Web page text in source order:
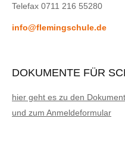
Telefax 0711 216 55280
info@flemingschule.de
DOKUMENTE FÜR
hier geht es zu den
und zum Anmeldeformular